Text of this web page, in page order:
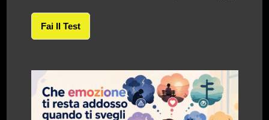
Fai Il Test